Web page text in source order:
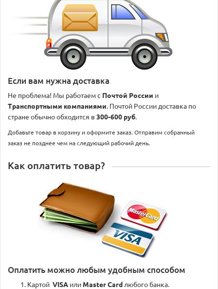
Если вам нужна доставка
Не проблема! Мы работаем с Почтой России и
Транспортными компаниями. Почтой России доставка по
стране обычно обходится в 300-600 руб.
Добавьте товар в корзину и оформите заказ. Отправим собранный
заказ не позднее чем на следующий рабочий день.
Как оплатить товар?
Оплатить можно любым удобным способом
Картой VISA или Master Card любого банка.